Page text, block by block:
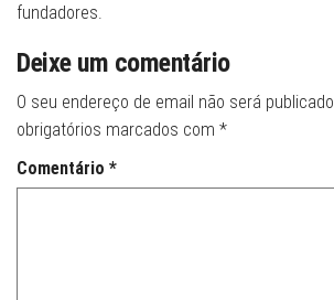
fundadores.
Deixe um comentário
O seu endereço de email não será publicado.
obrigatórios marcados com *
Comentário *